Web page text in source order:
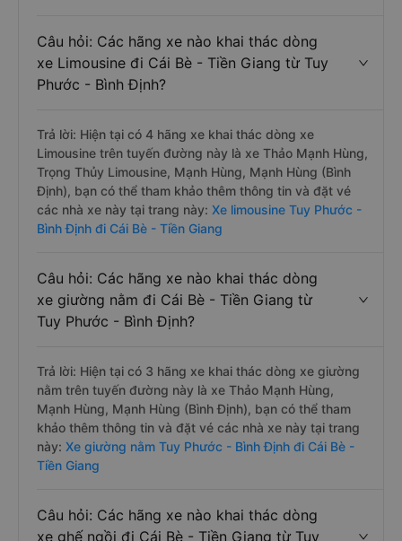
Câu hỏi: Các hãng xe nào khai thác dòng
xe Limousine đi Cái Bè - Tiền Giang từ Tuy
Phước - Bình Định?
Trả lời: Hiện tại có 4 hãng xe khai thác dòng xe
Limousine trên tuyến đường này là xe Thảo Mạnh Hùng,
Trọng Thủy Limousine, Mạnh Hùng, Mạnh Hùng (Bình
Định), bạn có thể tham khảo thêm thông tin và đặt vé
các nhà xe này tại trang này: Xe limousine Tuy Phước -
Bình Định đi Cái Bè - Tiền Giang
Câu hỏi: Các hãng xe nào khai thác dòng
xe giường nằm đi Cái Bè - Tiền Giang từ
Tuy Phước - Bình Định?
Trả lời: Hiện tại có 3 hãng xe khai thác dòng xe giường
nằm trên tuyến đường này là xe Thảo Mạnh Hùng,
Mạnh Hùng, Mạnh Hùng (Bình Định), bạn có thể tham
khảo thêm thông tin và đặt vé các nhà xe này tại trang
này: Xe giường nằm Tuy Phước - Bình Định đi Cái Bè -
Tiền Giang
Câu hỏi: Các hãng xe nào khai thác dòng
xe ghế ngồi đi Cái Bè - Tiền Giang từ Tuy